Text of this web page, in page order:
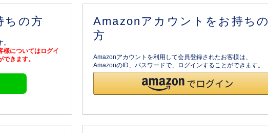
ちの方
様についてはログイ
きます。
Amazonアカウントをお持ちの
方
Amazonアカウントを利用して会員登録されたお客様は、
AmazonのID、パスワードで、ログインすることができます。